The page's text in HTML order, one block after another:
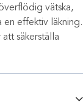
vätska,
effektiv läkning.
säkerställa